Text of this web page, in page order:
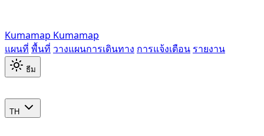
Kumamap Kumamap
แผนที่ พื้นที่ วางแผนการเดินทาง การแจ้งเตือน รายงาน
ธีม
TH